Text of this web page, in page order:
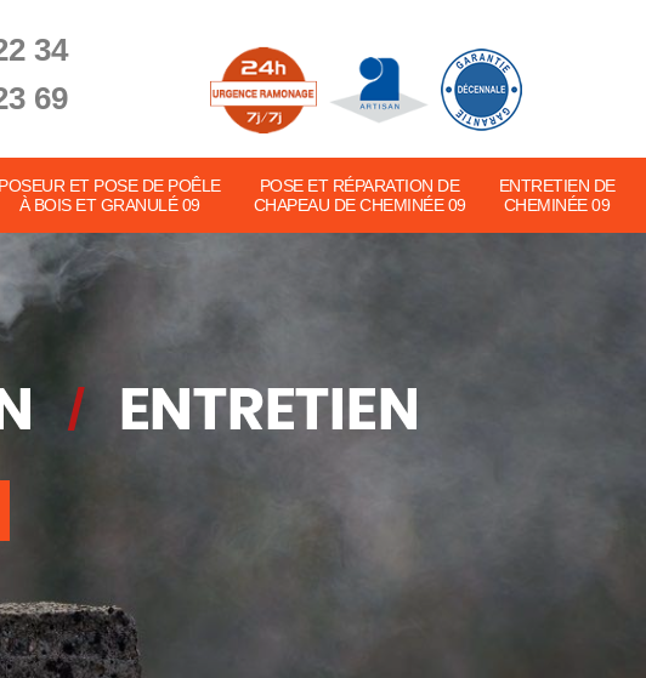
34
69
POSEUR ET POSE DE POÊLE
À BOIS ET GRANULÉ 09
POSE ET RÉPARATION DE
CHAPEAU DE CHEMINÉE 09
ENTRETIEN DE
CHEMINÉE 09